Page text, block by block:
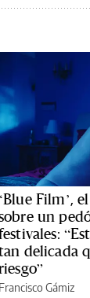
‘Blue Film’,
un
delicada
Francisco Gámiz